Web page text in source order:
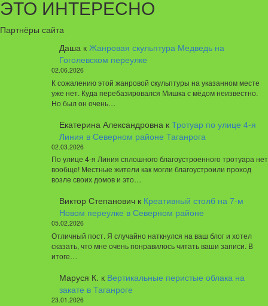
ЭТО ИНТЕРЕСНО
Партнёры сайта
Дашак Жанровая скульптура Медведь на
Гоголевском переулке
02.06.2026
К сожалению этой жанровой скульптуры на указанном месте
уже нет. Куда перебазировался Мишка с мёдом неизвестно.
Но был он очень…
Екатерина Александровна к Тротуар по улице 4-я
Линия в Северном районе Таганрога
02.03.2026
По улице 4-я Линия сплошного благоустроенного тротуара нет
вообще! Местные жители как могли благоустроили проход
возле своих домов и это…
Виктор Степановичк Креативный столб на 7-м
Новом переулке в Северном районе
05.02.2026
Отличный пост. Я случайно наткнулся на ваш блог и хотел
сказать, что мне очень понравилось читать ваши записи. В
итоге…
Маруся К. к Вертикальные перистые облака на
закате в Таганроге
23.01.2026